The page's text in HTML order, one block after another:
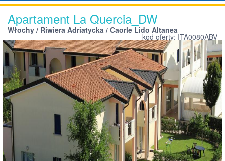
Apartament La Quercia_DW
Włochy / Riwiera Adriatycka / Caorle Lido Altanea
kod oferty: ITA0080ABV